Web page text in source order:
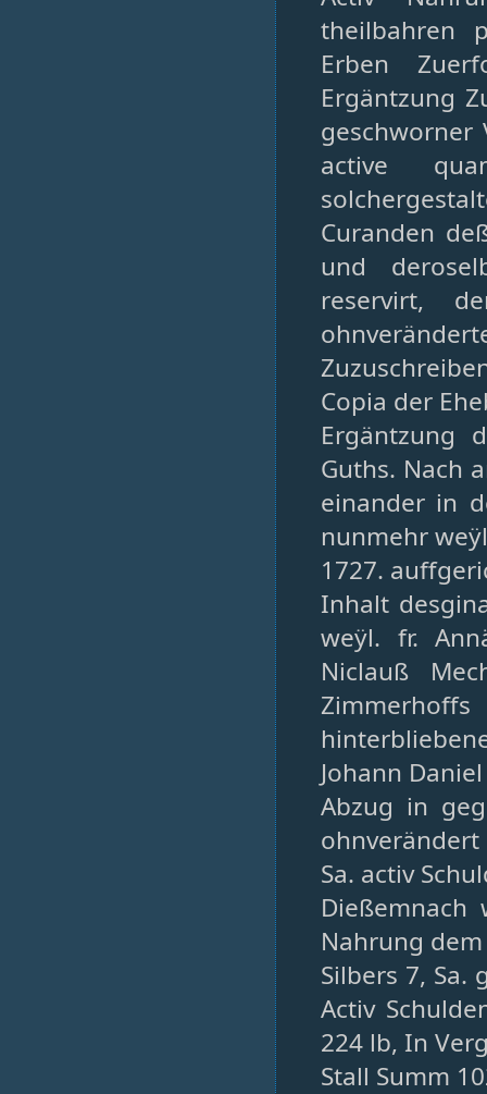
theilbahren
Erben
Ergäntzung
active
Curanden
und
reservirt,
Copia der
Ergäntzung
Guths. Nach
einander in
nunmehr
1727.
Inhalt
weÿl. fr.
Niclauß
Johann
Abzug in
Sa. activ
Nahrung
Silbers 7, Sa.
Activ
224 lb, In
Stall Summ